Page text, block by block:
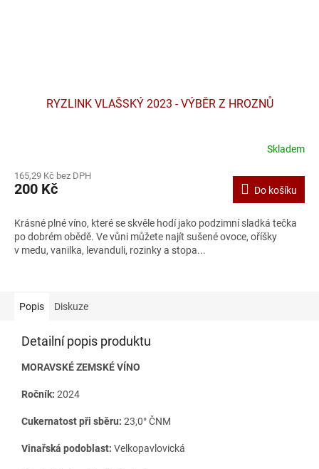
RYZLINK VLAŠSKÝ 2023 - VÝBĚR Z HROZNŮ
Skladem
165,29 Kč bez DPH
200 Kč Do košíku
Krásné plné víno, které se skvěle hodí jako podzimní sladká tečka
po dobrém obědě. Ve vůni můžete najít sušené ovoce, oříšky
v medu, vanilka, levanduli, rozinky a stopa...
Popis Diskuze
Detailní popis produktu
MORAVSKÉ ZEMSKÉ VÍNO
Ročník: 2024
Cukernatost při sběru: 23,0° ČNM
Vinařská podoblast: Velkopavlovická